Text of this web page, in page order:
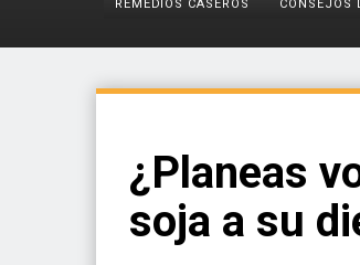
REMEDIOS CASEROS CONSEJOS
¿Planeas
soja a su